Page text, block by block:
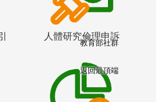
人體研究倫理申訴
教育部社群
返回最頂端